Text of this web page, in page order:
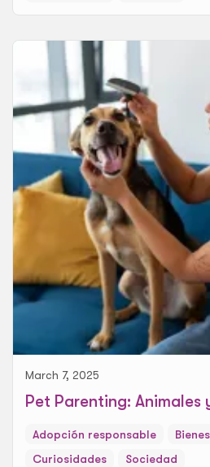
March 7, 2025
Pet Parenting: Animales
Adopción responsable
Curiosidades
Sociedad